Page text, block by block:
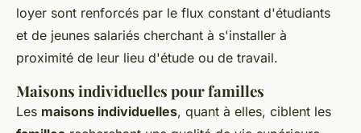
loyer sont renforcés par le flux constant d'étudiants
et de jeunes salariés cherchant à s'installer à
proximité de leur lieu d'étude ou de travail.
Maisons individuelles pour familles
Les maisons individuelles, quant à elles, ciblent les